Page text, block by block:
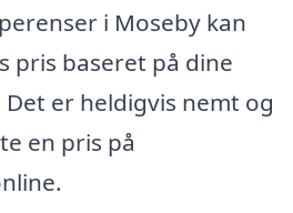
i Moseby kan
pris baseret på dine
er heldigvis nemt og
en pris på